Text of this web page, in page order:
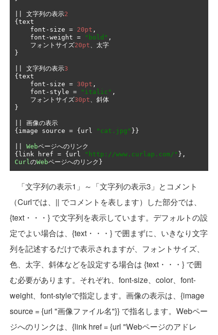
文字列の表示2
{ text
    font
- size = 20pt ,
    font
-weight = "bold" ,
フォントサイズ20pt、太字
}
文字列の表示3
{ text
    font
- size = 30pt ,
    font
- style = "italic" ,
フォントサイズ30pt、斜体
}
画像の表示
{ image source = { url "cat.jpg" }}
Webページへのリンク
{ link href = { url "http://www.curlap.com/" },
CurlのWebページへのリンク}
「文字列の表示1」～「文字列の表示3」とコメント
（Curlでは、|| でコメントを表します）した部分では、
{text・・・} で文字列を表示しています。デフォルトの設
定でよい場合は、{text・・・} で囲まずに、いきなり文字
列を記述するだけで表示されますが、フォントサイズ、
色、太字、斜体などを設定する場合は {text・・・} で囲
む必要があります。それぞれ、font-size、color、font-
weight、font-styleで指定します。画像の表示は、{image
source = {url "画像ファイル名"}} で指名します。Webペー
ジへのリンクは、{link href = {url "Webページのアドレ